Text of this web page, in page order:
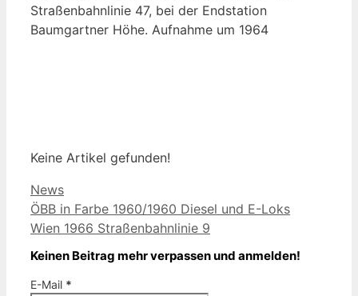
Straßenbahnlinie 47, bei der Endstation
Baumgartner Höhe. Aufnahme um 1964
Keine Artikel gefunden!
Kategorien
News
ÖBB in Farbe 1960/1960 Diesel und E-Loks
Wien 1966 Straßenbahnlinie 9
Keinen Beitrag mehr verpassen und anmelden!
E-Mail *